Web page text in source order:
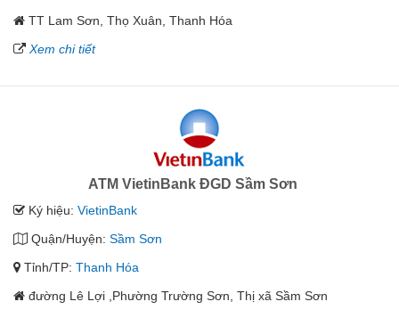
TT Lam Sơn, Thọ Xuân, Thanh Hóa
Xem chi tiết
ATM VietinBank ĐGD Sầm Sơn
Ký hiệu: VietinBank
Quận/Huyện: Sầm Sơn
Tỉnh/TP: Thanh Hóa
đường Lê Lợi ,Phường Trường Sơn, Thị xã Sầm Sơn